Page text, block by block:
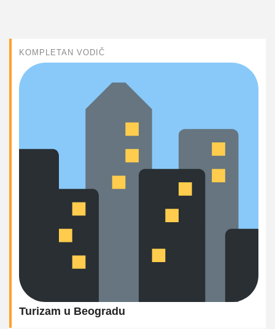
KOMPLETAN VODIČ
Turizam u Beogradu